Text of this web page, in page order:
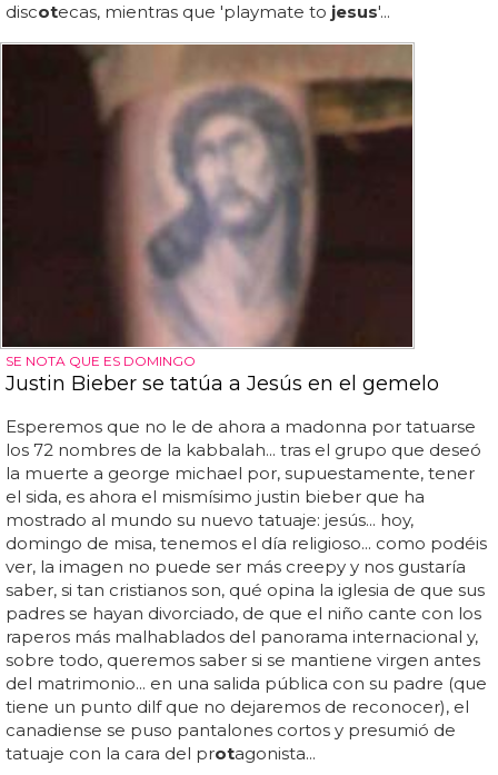
discotecas, mientras que 'playmate to jesus'...
SE NOTA QUE ES DOMINGO
Justin Bieber se tatúa a Jesús en el gemelo
Esperemos que no le de ahora a madonna por tatuarse
los 72 nombres de la kabbalah... tras el grupo que deseó
la muerte a george michael por, supuestamente, tener
el sida, es ahora el mismísimo justin bieber que ha
mostrado al mundo su nuevo tatuaje: jesús... hoy,
domingo de misa, tenemos el día religioso... como podéis
ver, la imagen no puede ser más creepy y nos gustaría
saber, si tan cristianos son, qué opina la iglesia de que sus
padres se hayan divorciado, de que el niño cante con los
raperos más malhablados del panorama internacional y,
sobre todo, queremos saber si se mantiene virgen antes
del matrimonio... en una salida pública con su padre (que
tiene un punto dilf que no dejaremos de reconocer), el
canadiense se puso pantalones cortos y presumió de
tatuaje con la cara del protagonista...